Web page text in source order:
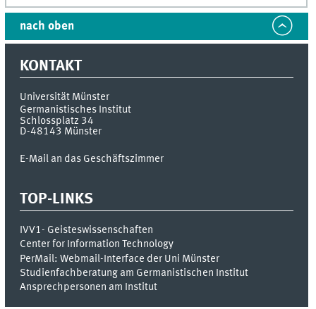
nach oben
KONTAKT
Universität Münster
Germanistisches Institut
Schlossplatz 34
D-48143 Münster
E-Mail an das Geschäftszimmer
TOP-LINKS
IVV1- Geisteswissenschaften
Center for Information Technology
PerMail: Webmail-Interface der Uni Münster
Studienfachberatung am Germanistischen Institut
Ansprechpersonen am Institut